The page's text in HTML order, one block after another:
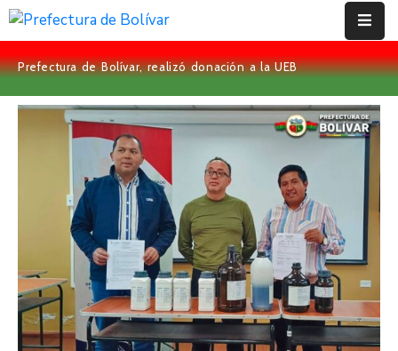
Inicio
Institución
Proyectos
Rendición
Cuentas
Transparencia
Prefectura de Bolívar, realizó donación a la UEB